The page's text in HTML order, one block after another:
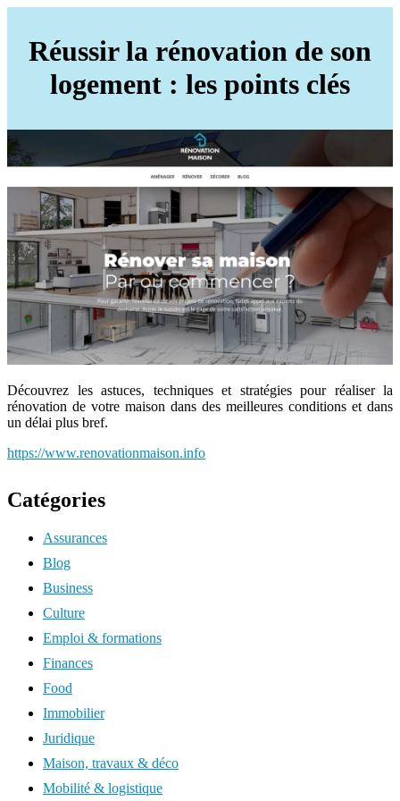
Réussir la rénovation de son
logement : les points clés
Découvrez les astuces, techniques et stratégies pour réaliser la
rénovation de votre maison dans des meilleures conditions et dans
un délai plus bref.
https://www.renovationmaison.info
Catégories
Assurances
Blog
Business
Culture
Emploi & formations
Finances
Food
Immobilier
Juridique
Maison, travaux & déco
Mobilité & logistique